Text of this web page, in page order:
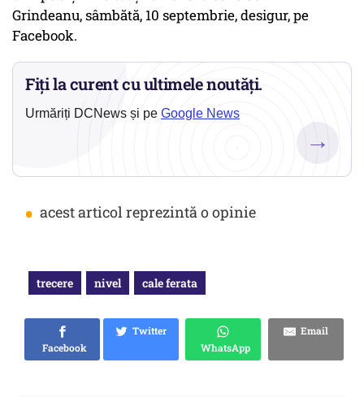
Grindeanu, sâmbătă, 10 septembrie, desigur, pe
Facebook.
Fiți la curent cu ultimele noutăți.
Urmăriți DCNews și pe Google News
→
• acest articol reprezintă o opinie
trecere nivel cale ferata
Facebook
Twitter
WhatsApp
Email